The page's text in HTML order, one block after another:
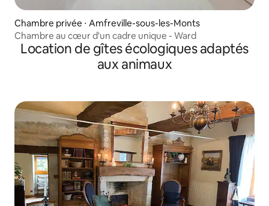
Chambre privée ⋅ Amfreville-sous-les-Monts
Chambre au cœur d'un cadre unique - Ward
Location de gîtes écologiques adaptés
aux animaux